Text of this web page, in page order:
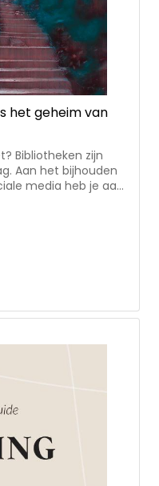
het geheim van